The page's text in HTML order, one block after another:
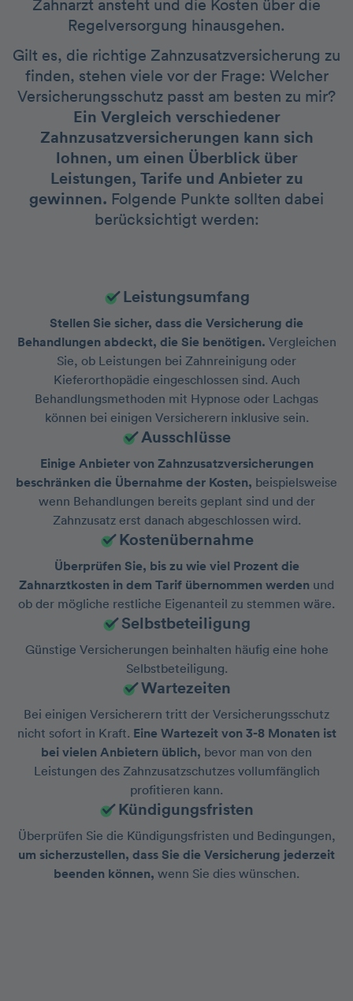
Zahnarzt ansteht und die Kosten über die
Regelversorgung hinausgehen.
Gilt es, die richtige Zahnzusatzversicherung zu
finden, stehen viele vor der Frage: Welcher
Versicherungsschutz passt am besten zu mir?
Ein Vergleich verschiedener
Zahnzusatzversicherungen kann sich
lohnen, um einen Überblick über
Leistungen, Tarife und Anbieter zu
gewinnen. Folgende Punkte sollten dabei
berücksichtigt werden:
Leistungsumfang
Stellen Sie sicher, dass die Versicherung die
Behandlungen abdeckt, die Sie benötigen. Vergleichen
Sie, ob Leistungen bei Zahnreinigung oder
Kieferorthopädie eingeschlossen sind. Auch
Behandlungsmethoden mit Hypnose oder Lachgas
können bei einigen Versicherern inklusive sein.
Ausschlüsse
Einige Anbieter von Zahnzusatzversicherungen
beschränken die Übernahme der Kosten, beispielsweise
wenn Behandlungen bereits geplant sind und der
Zahnzusatz erst danach abgeschlossen wird.
Kostenübernahme
Überprüfen Sie, bis zu wie viel Prozent die
Zahnarztkosten in dem Tarif übernommen werden und
ob der mögliche restliche Eigenanteil zu stemmen wäre.
Selbstbeteiligung
Günstige Versicherungen beinhalten häufig eine hohe
Selbstbeteiligung.
Wartezeiten
Bei einigen Versicherern tritt der Versicherungsschutz
nicht sofort in Kraft. Eine Wartezeit von 3-8 Monaten ist
bei vielen Anbietern üblich, bevor man von den
Leistungen des Zahnzusatzschutzes vollumfänglich
profitieren kann.
Kündigungsfristen
Überprüfen Sie die Kündigungsfristen und Bedingungen,
um sicherzustellen, dass Sie die Versicherung jederzeit
beenden können, wenn Sie dies wünschen.